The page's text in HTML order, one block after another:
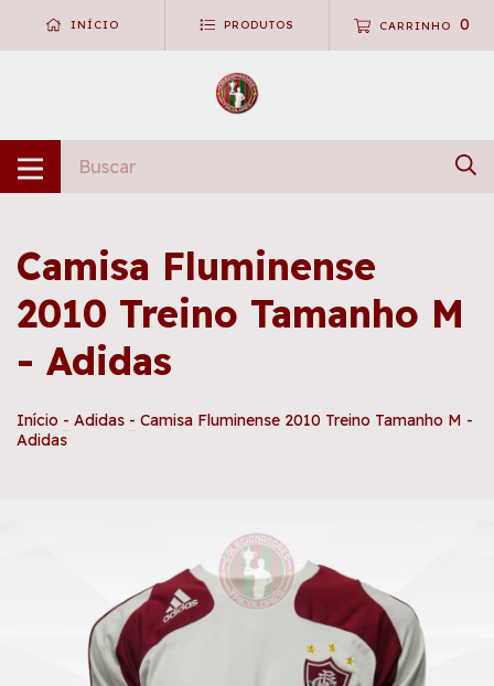
INÍCIO PRODUTOS CARRINHO 0
Camisa Fluminense
2010 Treino Tamanho M
- Adidas
Início - Adidas - Camisa Fluminense 2010 Treino Tamanho M -
Adidas